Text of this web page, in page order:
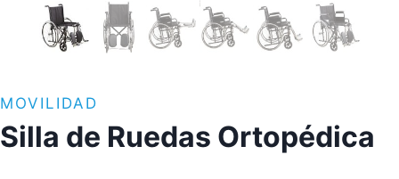
MOVILIDAD
Silla de Ruedas Ortopédica